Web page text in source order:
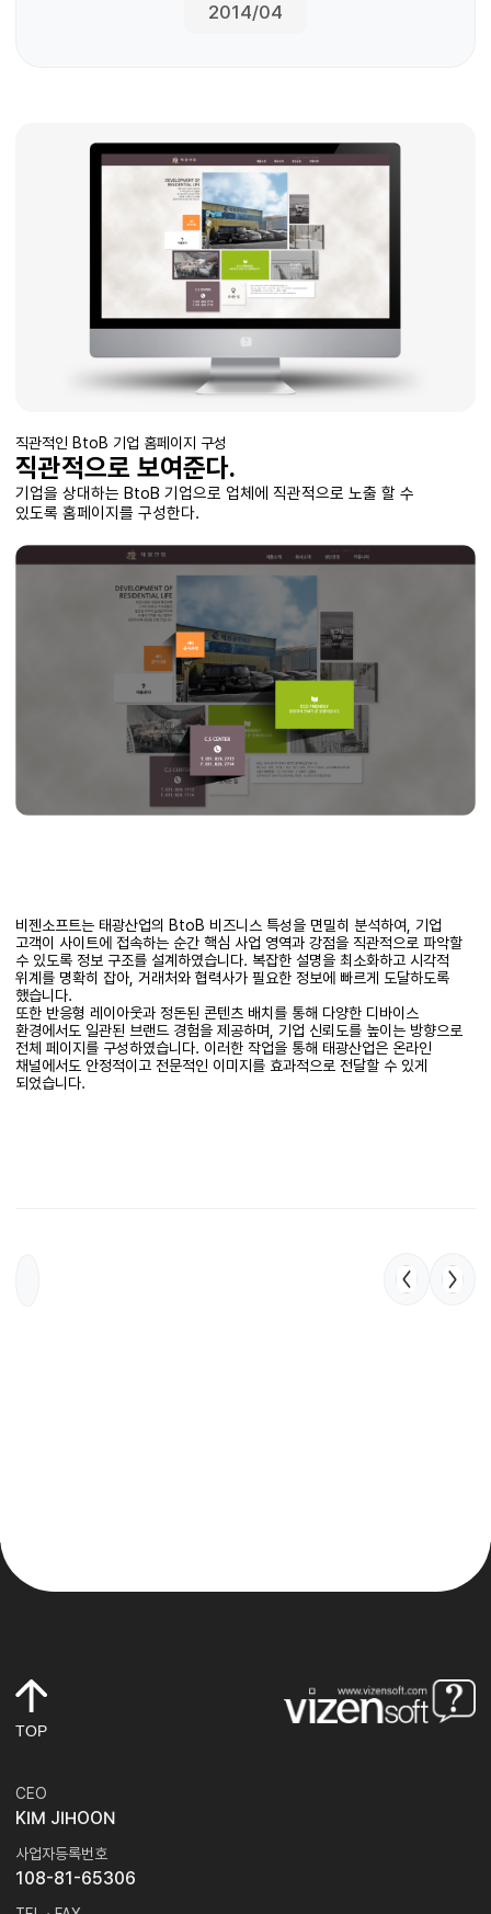
2014/04
직관적인 BtoB 기업 홈페이지 구성
직관적으로 보여준다.
기업을 상대하는 BtoB 기업으로 업체에 직관적으로 노출 할 수
있도록 홈페이지를 구성한다.
비젠소프트는 태광산업의 BtoB 비즈니스 특성을 면밀히 분석하여, 기업
고객이 사이트에 접속하는 순간 핵심 사업 영역과 강점을 직관적으로 파악할
수 있도록 정보 구조를 설계하였습니다. 복잡한 설명을 최소화하고 시각적
위계를 명확히 잡아, 거래처와 협력사가 필요한 정보에 빠르게 도달하도록
했습니다.
또한 반응형 레이아웃과 정돈된 콘텐츠 배치를 통해 다양한 디바이스
환경에서도 일관된 브랜드 경험을 제공하며, 기업 신뢰도를 높이는 방향으로
전체 페이지를 구성하였습니다. 이러한 작업을 통해 태광산업은 온라인
채널에서도 안정적이고 전문적인 이미지를 효과적으로 전달할 수 있게
되었습니다.
TOP
CEO
KIM JIHOON
사업자등록번호
108-81-65306